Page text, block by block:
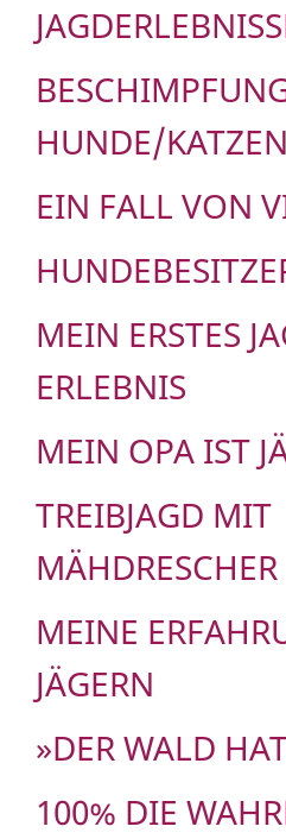
HUNDE/
EIN FALL VON
MEIN ERSTES
ERLEBNIS
MEIN OPA IST
TREIBJAGD MIT
MÄHDRESCHER
MEINE
JÄGERN
»DER WALD
100% DIE